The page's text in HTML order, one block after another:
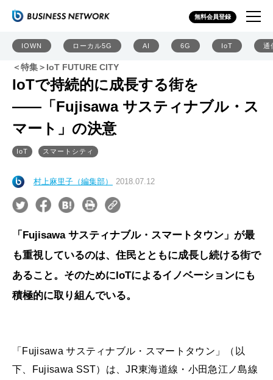
無料会員登録
IOWN ローカル5G AI 6G IoT 通
＜特集＞IoT FUTURE CITY
IoTで持続的に成長する街を
――「Fujisawa サスティナブル・ス
マート」の決意
IoT スマートシティ
村上麻里子（編集部） 2018.07.12
「Fujisawa サスティナブル・スマートタウン」が最
も重視しているのは、住民とともに成長し続ける街で
あること。そのためにIoTによるイノベーションにも
積極的に取り組んでいる。
「Fujisawa サスティナブル・スマートタウン」（以
下、Fujisawa SST）は、JR東海道線・小田急江ノ島線